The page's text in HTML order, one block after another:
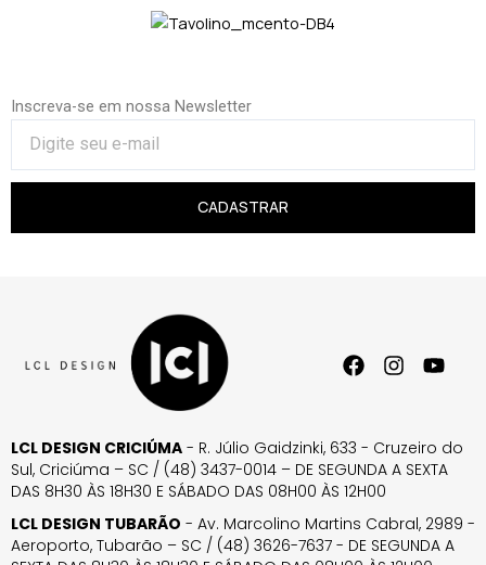
Inscreva-se em nossa Newsletter
CADASTRAR
LCL DESIGN CRICIÚMA - R. Júlio Gaidzinki, 633 - Cruzeiro do
Sul, Criciúma – SC / (48) 3437-0014 – DE SEGUNDA A SEXTA
DAS 8H30 ÀS 18H30 E SÁBADO DAS 08H00 ÀS 12H00
LCL DESIGN TUBARÃO - Av. Marcolino Martins Cabral, 2989 -
Aeroporto, Tubarão – SC / (48) 3626-7637 - DE SEGUNDA A